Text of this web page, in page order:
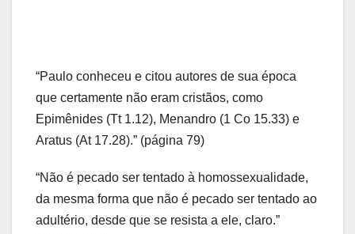
“Paulo conheceu e citou autores de sua época
que certamente não eram cristãos, como
Epimênides (Tt 1.12), Menandro (1 Co 15.33) e
Aratus (At 17.28).” (página 79)
“Não é pecado ser tentado à homossexualidade,
da mesma forma que não é pecado ser tentado ao
adultério, desde que se resista a ele, claro.”